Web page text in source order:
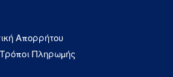
Απορρήτου
Πληρωμής